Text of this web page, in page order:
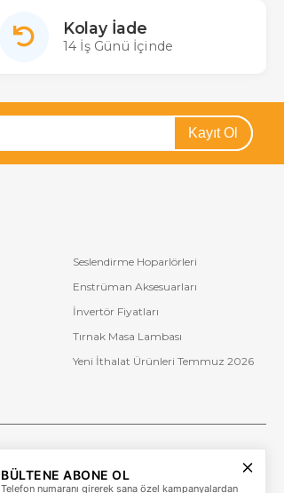
Kolay İade
14 İş Günü İçinde
Kayıt Ol
Seslendirme Hoparlörleri
Enstrüman Aksesuarları
İnvertör Fiyatları
Tırnak Masa Lambası
Yeni İthalat Ürünleri Temmuz 2026
+90 (850) 473 08 08
BÜLTENE ABONE OL
Telefon numaranı girerek sana özel kampanyalardan